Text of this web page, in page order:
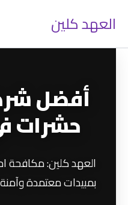
العهد كلين
أفضل
حشرات
العهد كلين: مكافحة
بمبيدات معتمدة